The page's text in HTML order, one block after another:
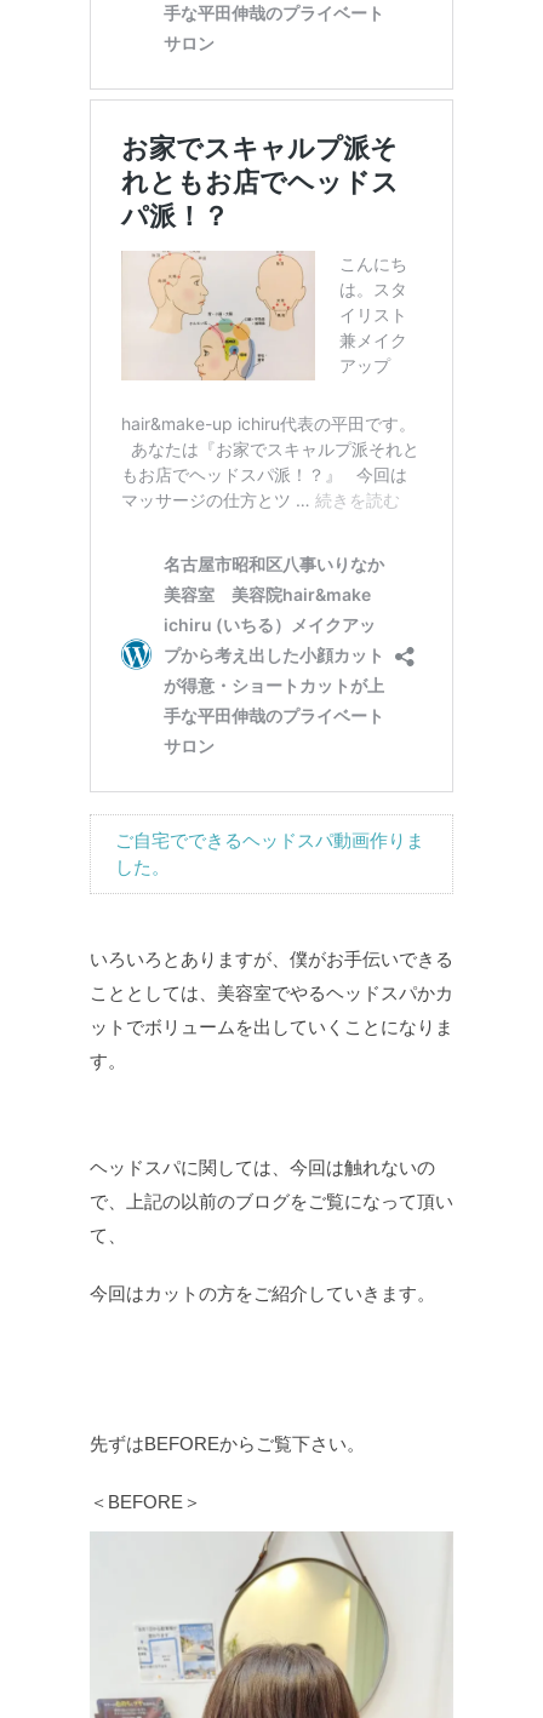
ご自宅でできるヘッドスパ動画作りま
した。
いろいろとありますが、僕がお手伝いできる
こととしては、美容室でやるヘッドスパかカ
ットでボリュームを出していくことになりま
す。
ヘッドスパに関しては、今回は触れないの
で、上記の以前のブログをご覧になって頂い
て、
今回はカットの方をご紹介していきます。
先ずはBEFOREからご覧下さい。
＜BEFORE＞